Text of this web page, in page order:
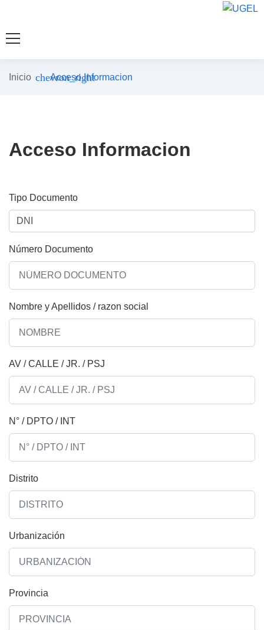
Inicio chevron_right
Acceso Informacion
Acceso Informacion
Tipo Documento
Número Documento
Nombre y Apellidos / razon social
AV / CALLE / JR. / PSJ
N° / DPTO / INT
Distrito
Urbanización
Provincia